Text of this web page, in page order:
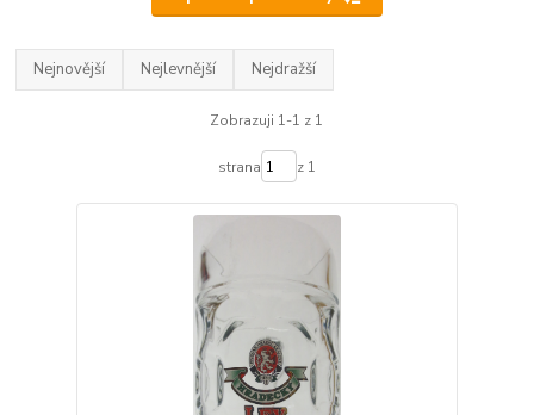
Nejnovější Nejlevnější Nejdražší
Zobrazuji 1-1 z 1
strana z 1